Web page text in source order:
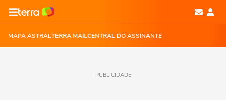
MAPA ASTRALTERRA MAILCENTRAL DO ASSINANTE
PUBLICIDADE